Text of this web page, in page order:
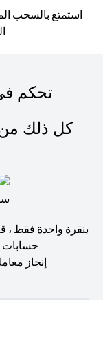
استمتع بالسحب
تحكم
كل ذلك
بنقرة واحدة فقط
حسابات
إنجاز معاملاتك